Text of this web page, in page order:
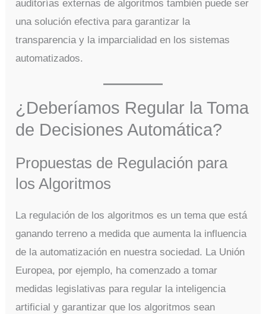
auditorías externas de algoritmos también puede ser
una solución efectiva para garantizar la
transparencia y la imparcialidad en los sistemas
automatizados.
¿Deberíamos Regular la Toma
de Decisiones Automática?
Propuestas de Regulación para
los Algoritmos
La regulación de los algoritmos es un tema que está
ganando terreno a medida que aumenta la influencia
de la automatización en nuestra sociedad. La Unión
Europea, por ejemplo, ha comenzado a tomar
medidas legislativas para regular la inteligencia
artificial y garantizar que los algoritmos sean